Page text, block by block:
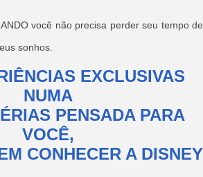
você não precisa perder seu tempo de
sonhos.
EXCLUSIVAS
NUMA
PENSADA PARA
VOCÊ,
CONHECER A DISNEY